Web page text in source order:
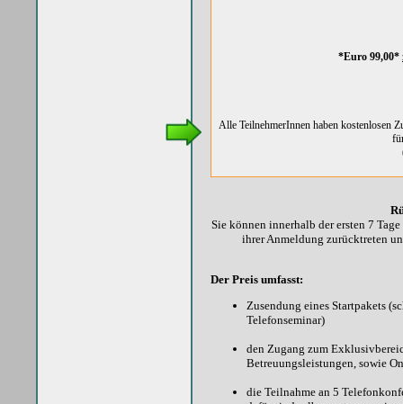
*Euro 99,00*
Alle TeilnehmerInnen haben kostenlosen
Sie können innerhalb der ersten 7
ihrer Anmeldung zurücktreten
Der Preis umfasst:
Zusendung eines Startpakets
Telefonseminar)
den Zugang zum
Betreuungsleistungen, sowie
die Teilnahme an 5